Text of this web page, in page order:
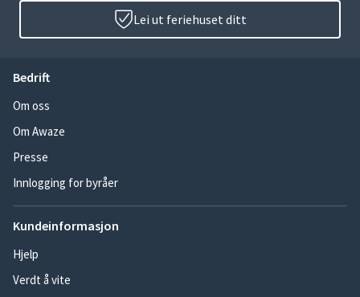
Lei ut feriehuset ditt
Bedrift
Om oss
Om Awaze
Presse
Innlogging for byråer
Kundeinformasjon
Hjelp
Verdt å vite